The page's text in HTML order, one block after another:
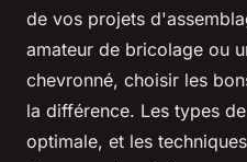
de vos projets
amateur de bricolage ou
chevronné, choisir les
la différence. Les types
optimale, et les